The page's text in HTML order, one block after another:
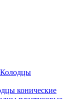
Колодцы
конические